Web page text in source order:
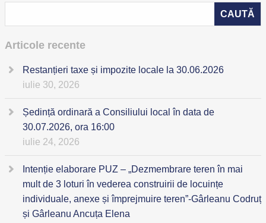
Articole recente
Restanțieri taxe și impozite locale la 30.06.2026
iulie 30, 2026
Ședință ordinară a Consiliului local în data de
30.07.2026, ora 16:00
iulie 24, 2026
Intenție elaborare PUZ – „Dezmembrare teren în mai
mult de 3 loturi în vederea construirii de locuințe
individuale, anexe și împrejmuire teren”-Gârleanu Codruț
și Gârleanu Ancuța Elena